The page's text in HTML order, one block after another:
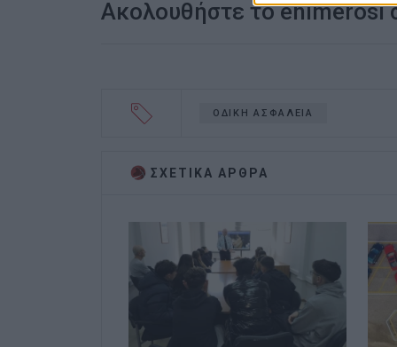
Ακολουθήστε το enimerosi
ΟΔΙΚΗ ΑΣΦΑΛΕΙΑ
ΣΧΕΤΙΚA AΡΘΡΑ